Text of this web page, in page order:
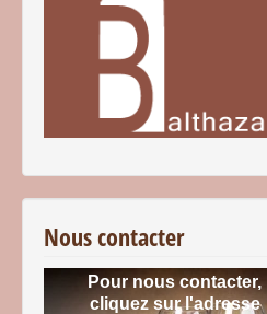
Nous contacter
Pour nous contacter,
cliquez sur l'adresse